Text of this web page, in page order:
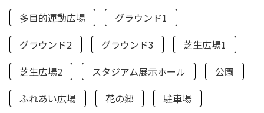
多目的運動広場
グラウンド1
グラウンド2
グラウンド3
芝生広場1
芝生広場2
スタジアム展示ホール
公園
ふれあい広場
花の郷
駐車場